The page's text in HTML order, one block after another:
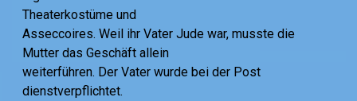
Theaterkostüme und
Asseccoires. Weil ihr Vater Jude war, musste die
Mutter das Geschäft allein
weiterführen. Der Vater wurde bei der Post
dienstverpflichtet.